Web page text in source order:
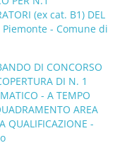
(ex cat. B1) DEL
Piemonte - Comune di
DI CONCORSO
DI N. 1
- A TEMPO
AREA
QUALIFICAZIONE -